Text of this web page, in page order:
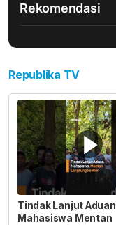
Rekomendasi
Republika TV
Tindak Lanjut Aduan
Mahasiswa Mentan